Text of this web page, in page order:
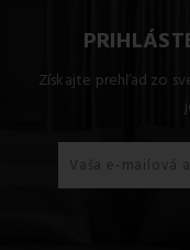
Získajte prehľad zo